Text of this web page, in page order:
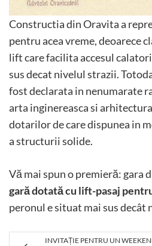
Constructia din Oravita a
pentru acea vreme, deoarece
lift care facilita accesul
sus decat nivelul strazii.
fost declarata in nenumarate
arta inginereasca si
dotarilor de care dispunea in
a structurii solide.
Vă mai spun o premieră: gara
gară dotată cu lift-pasaj
peronul e situat mai sus decât
INVITAȚIE PENTRU UN